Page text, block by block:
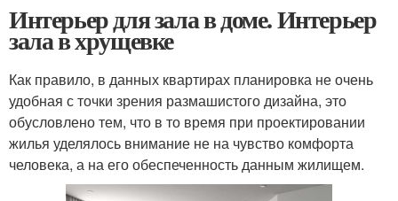
Интерьер для зала в доме. Интерьер
зала в хрущевке
Как правило, в данных квартирах планировка не очень
удобная с точки зрения размашистого дизайна, это
обусловлено тем, что в то время при проектировании
жилья уделялось внимание не на чувство комфорта
человека, а на его обеспеченность данным жилищем.